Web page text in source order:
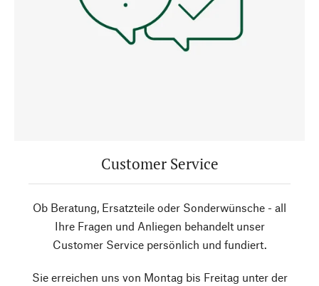
Customer Service
Ob Beratung, Ersatzteile oder Sonderwünsche - all
Ihre Fragen und Anliegen behandelt unser
Customer Service persönlich und fundiert.
Sie erreichen uns von Montag bis Freitag unter der